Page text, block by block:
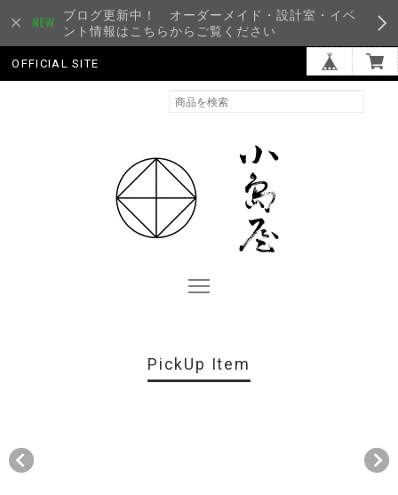
ブログ更新中！ オーダーメイド・設計室・イベ
ント情報はこちらからご覧ください
OFFICIAL SITE
PickUp Item